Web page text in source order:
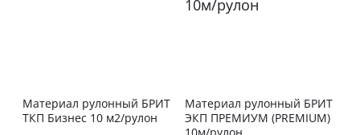
Материал рулонный БРИТ
ТКП Бизнес 10 м2/рулон
Материал рулонный БРИТ
ЭКП ПРЕМИУМ (PREMIUM)